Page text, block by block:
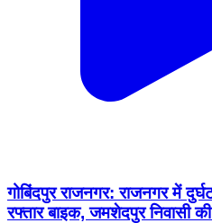
गोबिंदपुर राजनगर: राजनगर में
रफ्तार बाइक, जमशेदपुर निवासी